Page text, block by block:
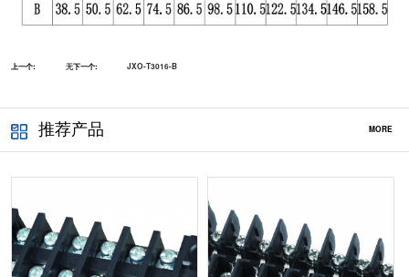
上一个: 无下一个: JXO-T3016-B
推荐产品 MORE